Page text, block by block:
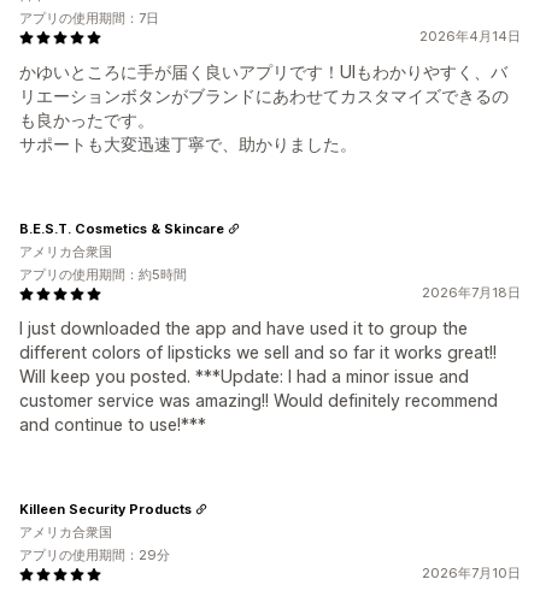
2026年4月14日
かゆいところに手が届く良いアプリです！UIもわかりやすく、バ
リエーションボタンがブランドにあわせてカスタマイズできるの
も良かったです。
サポートも大変迅速丁寧で、助かりました。
アプリの使用期間：7日
2026年7月18日
I just downloaded the app and have used it to group the
different colors of lipsticks we sell and so far it works great!!
Will keep you posted. ***Update: I had a minor issue and
customer service was amazing!! Would definitely recommend
and continue to use!***
B.E.S.T. Cosmetics & Skincare
アメリカ合衆国
アプリの使用期間：約5時間
2026年7月10日
Killeen Security Products
アメリカ合衆国
アプリの使用期間：29分